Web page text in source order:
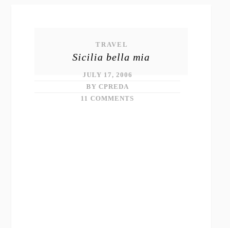
TRAVEL
Sicilia bella mia
JULY 17, 2006
BY CPREDA
11 COMMENTS